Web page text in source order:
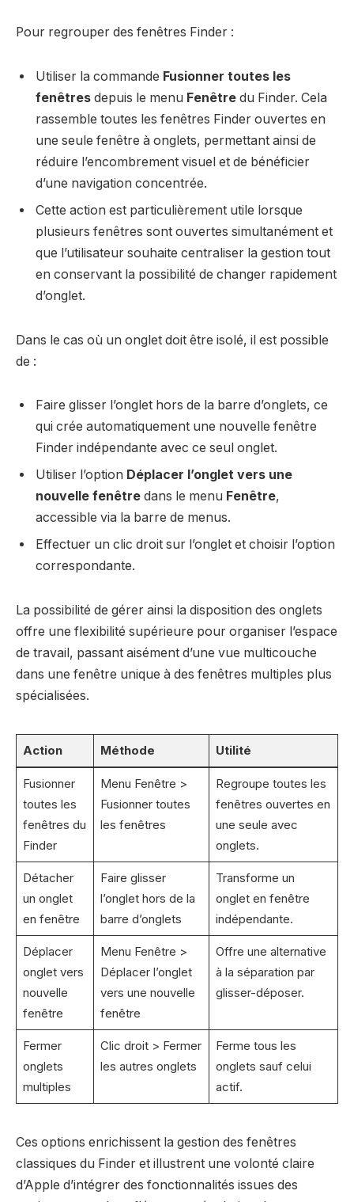
Pour regrouper des fenêtres Finder :
Utiliser la commande Fusionner toutes les
fenêtres depuis le menu Fenêtre du Finder. Cela
rassemble toutes les fenêtres Finder ouvertes en
une seule fenêtre à onglets, permettant ainsi de
réduire l’encombrement visuel et de bénéficier
d’une navigation concentrée.
Cette action est particulièrement utile lorsque
plusieurs fenêtres sont ouvertes simultanément et
que l’utilisateur souhaite centraliser la gestion tout
en conservant la possibilité de changer rapidement
d’onglet.
Dans le cas où un onglet doit être isolé, il est possible
de :
Faire glisser l’onglet hors de la barre d’onglets, ce
qui crée automatiquement une nouvelle fenêtre
Finder indépendante avec ce seul onglet.
Utiliser l’option Déplacer l’onglet vers une
nouvelle fenêtre dans le menu Fenêtre,
accessible via la barre de menus.
Effectuer un clic droit sur l’onglet et choisir l’option
correspondante.
La possibilité de gérer ainsi la disposition des onglets
offre une flexibilité supérieure pour organiser l’espace
de travail, passant aisément d’une vue multicouche
dans une fenêtre unique à des fenêtres multiples plus
spécialisées.
Action Méthode Utilité
Fusionner
toutes les
fenêtres du
Finder
Menu Fenêtre >
Fusionner toutes
les fenêtres
Regroupe toutes les
fenêtres ouvertes en
une seule avec
onglets.
Détacher
un onglet
en fenêtre
Faire glisser
l’onglet hors de la
barre d’onglets
Transforme un
onglet en fenêtre
indépendante.
Déplacer
onglet vers
nouvelle
fenêtre
Menu Fenêtre >
Déplacer l’onglet
vers une nouvelle
fenêtre
Offre une alternative
à la séparation par
glisser-déposer.
Fermer
onglets
multiples
Clic droit > Fermer
les autres onglets
Ferme tous les
onglets sauf celui
actif.
Ces options enrichissent la gestion des fenêtres
classiques du Finder et illustrent une volonté claire
d’Apple d’intégrer des fonctionnalités issues des